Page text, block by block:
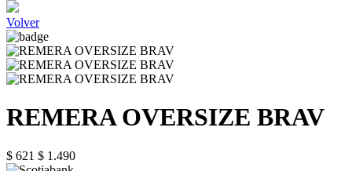
Volver
REMERA OVERSIZE BRAV
$ 621 $ 1.490